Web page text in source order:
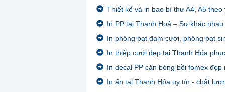
Thiết kế và in bao bì thư A4, A5
In PP tại Thanh Hoá – Sự khác
In phông bạt đám cưới, phông bạt
In thiệp cưới đẹp tại Thanh Hóa
In decal PP cán bóng bồi fomex
In ấn tại Thanh Hóa uy tín - chất